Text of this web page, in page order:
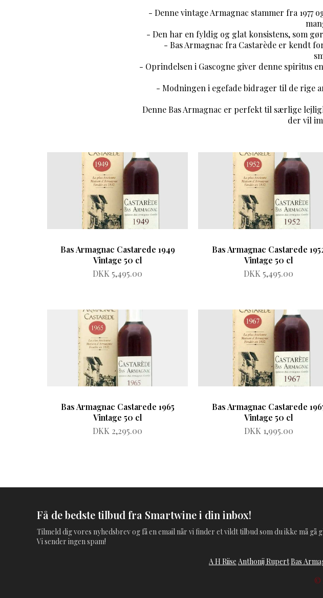
- Denne vintage Armagnac stammer fra
- Den har en fyldig og glat konsistens, som
- Bas Armagnac fra Castarède er kendt
- Oprindelsen i Gascogne giver denne spiritus
- Modningen i egefade bidrager til de rige
Denne Bas Armagnac er perfekt til særlige
der vil
Bas Armagnac Castarede 1949
Vintage 50 cl
DKK 5,495.00
Bas Armagnac Castarede
Vintage 50 cl
DKK 5,495.00
Bas Armagnac Castarede 1965
Vintage 50 cl
DKK 2,295.00
Bas Armagnac Castarede
Vintage 50 cl
DKK 1,995.00
Få de bedste tilbud fra Smartwine i din inbox!
Tilmeld dig vores nyhedsbrev og få en email når vi finder et vildt tilbud som du ikke må gå
Vi sender ingen spam!
A H Riise Anthonij RupertBas
©